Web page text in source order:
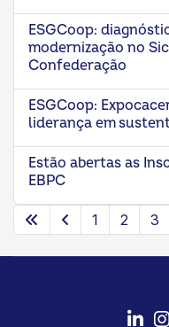
ESGCoop:
modernização no
Confederação
ESGCoop:
liderança em
Estão abertas as
EBPC
1 2 3